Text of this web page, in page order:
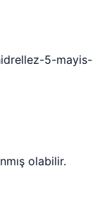
5-mayis-
olabilir.